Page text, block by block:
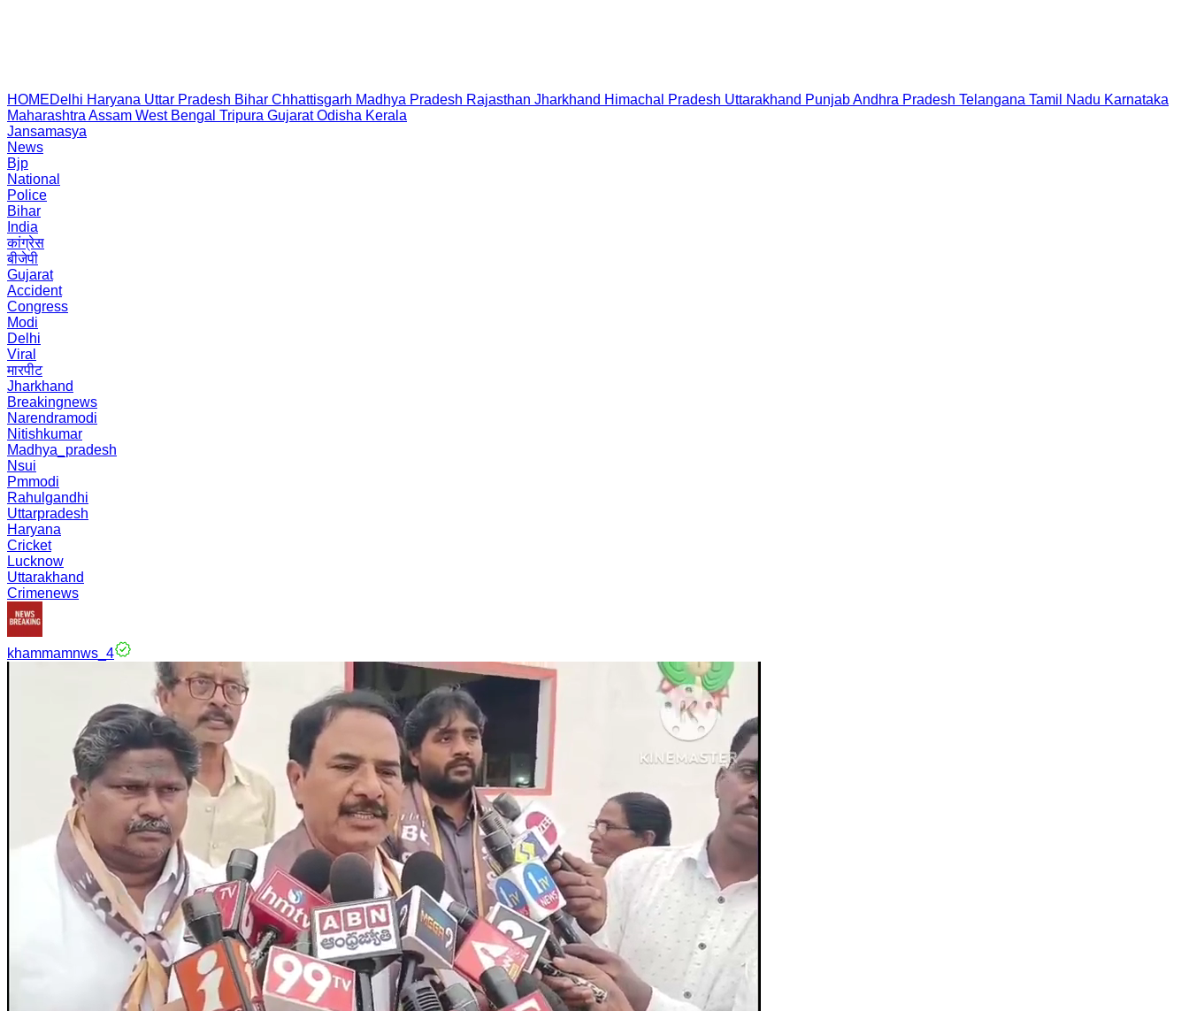
HOMEDelhi Haryana Uttar Pradesh Bihar Chhattisgarh Madhya Pradesh Rajasthan Jharkhand Himachal Pradesh Uttarakhand PunjabAndhra Pradesh Telangana Tamil Nadu Karnataka
Maharashtra Assam West Bengal Tripura Gujarat Odisha Kerala
Jansamasya
News
Bjp
National
Police
Bihar
India
कांग्रेस
बीजेपी
Gujarat
Accident
Congress
Modi
Delhi
Viral
मारपीट
Jharkhand
Breakingnews
Narendramodi
Nitishkumar
Madhya_pradesh
Nsui
Pmmodi
Rahulgandhi
Uttarpradesh
Haryana
Cricket
Lucknow
Uttarakhand
Crimenews
khammamnws_4